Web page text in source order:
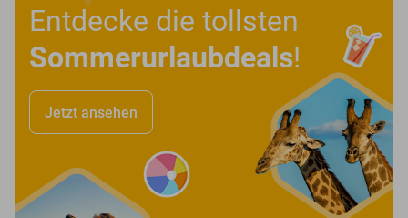
Entdecke die tollsten
Sommerurlaubdeals!
Jetzt ansehen